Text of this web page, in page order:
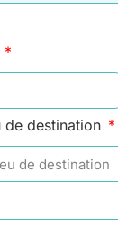
de destination